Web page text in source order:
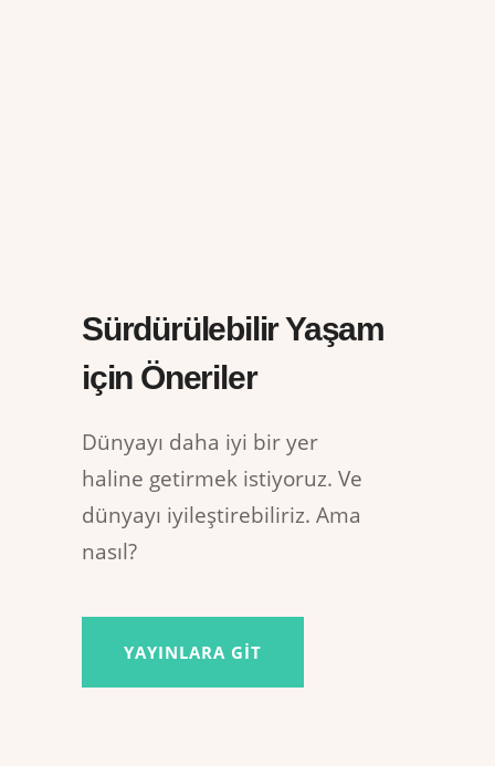
Sürdürülebilir Yaşam
için Öneriler
Dünyayı daha iyi bir yer
haline getirmek istiyoruz. Ve
dünyayı iyileştirebiliriz. Ama
nasıl?
YAYINLARA GIT